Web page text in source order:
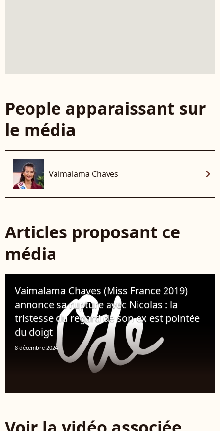
People apparaissant sur
le média
Vaimalama Chaves chevron_right
Articles proposant ce
média
Vaimalama Chaves (Miss France 2019)
annonce sa rupture avec Nicolas : la
tristesse du regard de son ex est pointée
du doigt
8 décembre 2024